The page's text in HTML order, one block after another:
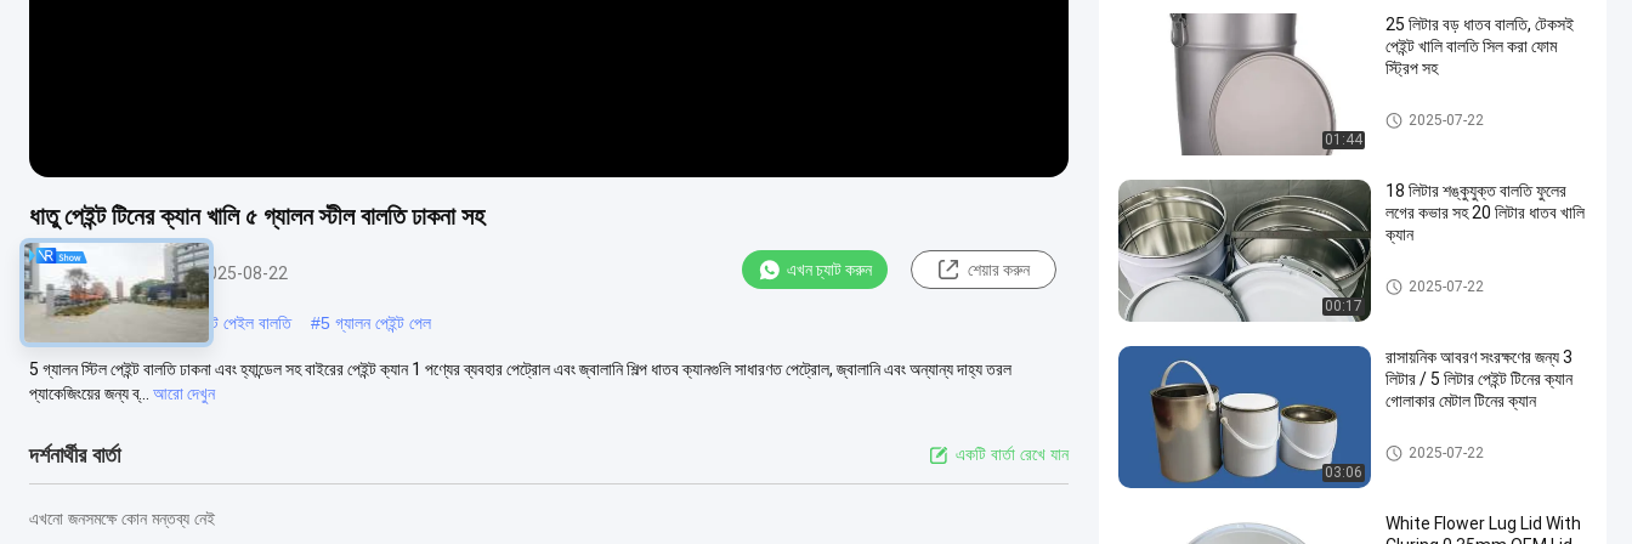
ধাতু পেইন্ট টিনের ক্যান খালি ৫ গ্যালন স্টীল বালতি ঢাকনা সহ
মেটাল পেইন্ট বাটি 2025-08-22 এখন চ্যাট করুন শেয়ার করুন
গোলাকার মেটাল পেইল পেইন্ট পেইল বালতি #5 গ্যালন পেইন্ট পেল
5 গ্যালন স্টিল পেইন্ট বালতি ঢাকনা এবং হ্যান্ডেল সহ বাইরের পেইন্ট ক্যান 1 পণ্যের ব্যবহার পেট্রোল এবং জ্বালানি শিল্প ধাতব ক্যানগুলি সাধারণত পেট্রোল, জ্বালানি এবং অন্যান্য দাহ্য তরল
প্যাকেজিংয়ের জন্য ব্...
আরো দেখুন
দর্শনার্থীর বার্তা একটি বার্তা রেখে যান
এখনো জনসমক্ষে কোন মন্তব্য নেই
01:44
25 লিটার বড় ধাতব বালতি, টেকসই
পেইন্ট খালি বালতি সিল করা ফোম
স্ট্রিপ সহ
মেটাল পেইন্ট বালতি
2025-07-22
00:17
18 লিটার শঙ্কুযুক্ত বালতি ফুলের
লগের কভার সহ 20 লিটার ধাতব খালি
ক্যান
শিল্প পেইন্ট টিন
2025-07-22
03:06
রাসায়নিক আবরণ সংরক্ষণের জন্য 3
লিটার / 5 লিটার পেইন্ট টিনের ক্যান
গোলাকার মেটাল টিনের ক্যান
পেইন্ট টিনের ক্যান
2025-07-22
White Flower Lug Lid With